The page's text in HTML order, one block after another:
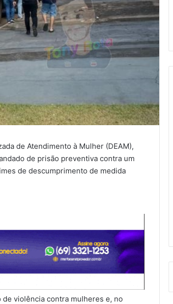
de Atendimento à Mulher (DEAM),
de prisão preventiva contra um
de descumprimento de medida
violência contra mulheres e, no